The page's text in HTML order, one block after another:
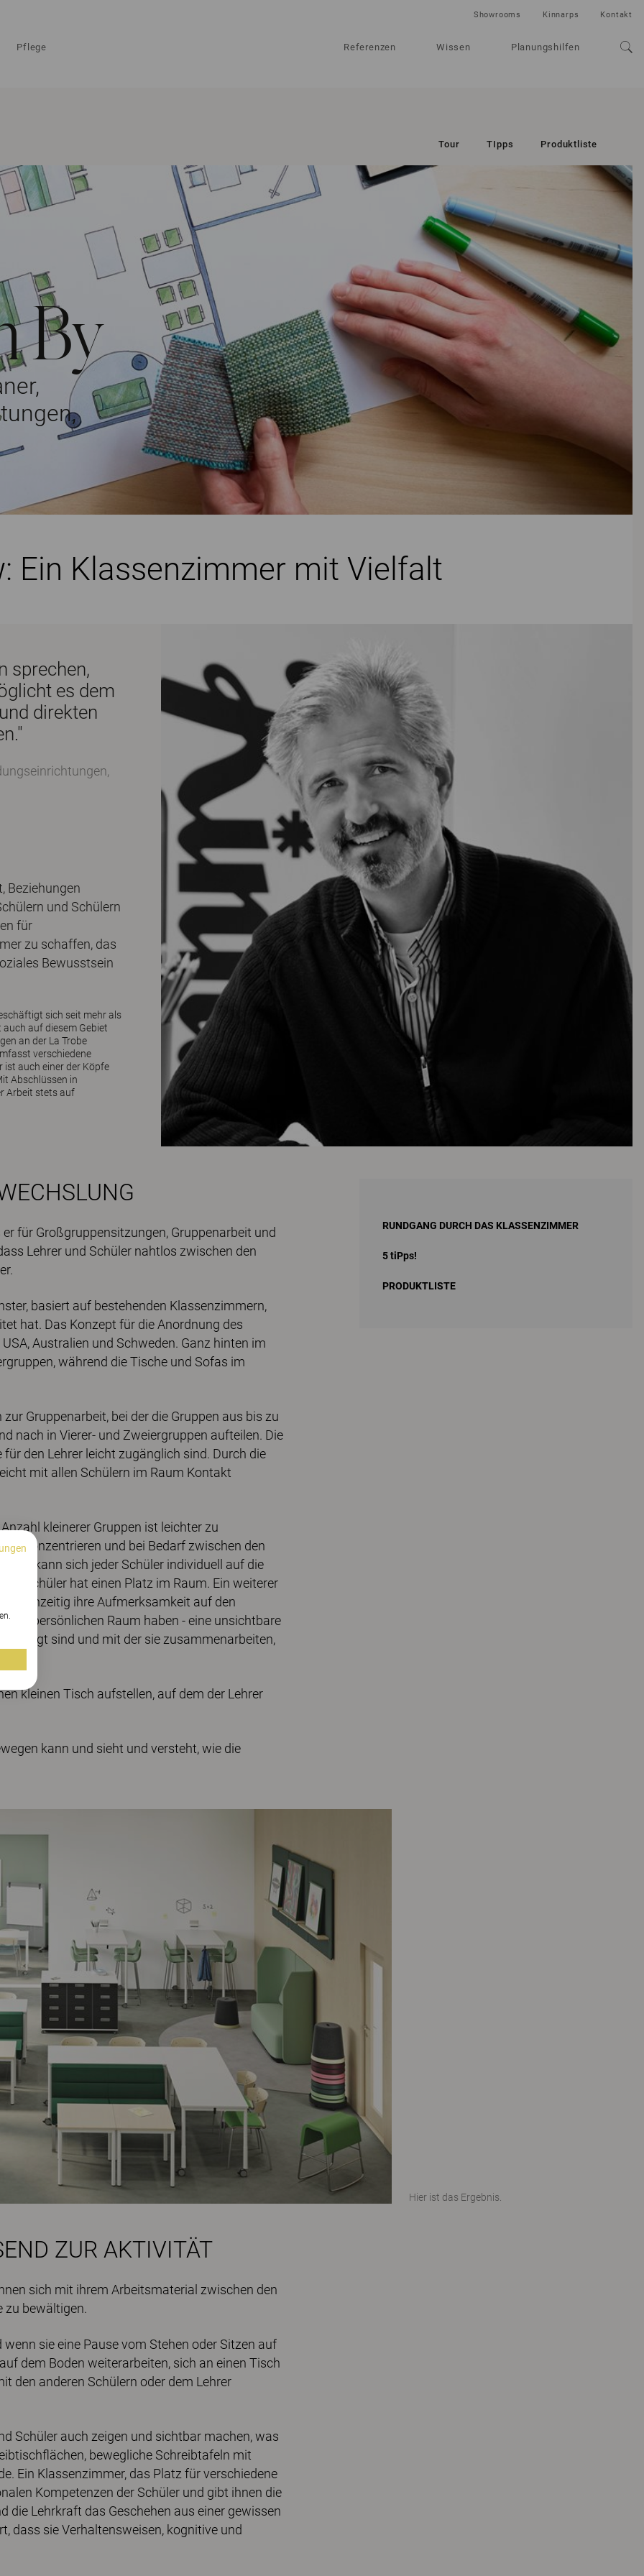
Pflege Referenzen Wissen Planungshilfen
Showrooms Kinnarps Kontakt
Tour TIpps Produktliste
By
Ein Klassenzimmer mit Vielfalt
sprechen,
es dem
direkten
Beziehungen
und Schülern
für
zu schaffen, das
Bewusstsein
sich seit mehr als
auf diesem Gebiet
an der La Trobe
verschiedene
ist auch einer der Köpfe
Abschlüssen in
Arbeit stets auf
für Großgruppensitzungen, Gruppenarbeit und
Lehrer und Schüler nahtlos zwischen den
basiert auf bestehenden Klassenzimmern,
hat. Das Konzept für die Anordnung des
Australien und Schweden. Ganz hinten im
während die Tische und Sofas im
Gruppenarbeit, bei der die Gruppen aus bis zu
nach in Vierer- und Zweiergruppen aufteilen. Die
den Lehrer leicht zugänglich sind. Durch die
mit allen Schülern im Raum Kontakt
kleinerer Gruppen ist leichter zu
konzentrieren und bei Bedarf zwischen den
kann sich jeder Schüler individuell auf die
Schüler hat einen Platz im Raum. Ein weiterer
gleichzeitig ihre Aufmerksamkeit auf den
persönlichen Raum haben - eine unsichtbare
beteiligt sind und mit der sie zusammenarbeiten,
kleinen Tisch aufstellen, auf dem der Lehrer
kann und sieht und versteht, wie die
RUNDGANG DURCH DAS KLASSENZIMMER
5 tiPps!
PRODUKTLISTE
Hier ist das Ergebnis.
ZUR AKTIVITÄT
sich mit ihrem Arbeitsmaterial zwischen den
zu bewältigen.
sie eine Pause vom Stehen oder Sitzen auf
dem Boden weiterarbeiten, sich an einen Tisch
den anderen Schülern oder dem Lehrer
Schüler auch zeigen und sichtbar machen, was
bewegliche Schreibtafeln mit
Ein Klassenzimmer, das Platz für verschiedene
Kompetenzen der Schüler und gibt ihnen die
Lehrkraft das Geschehen aus einer gewissen
dass sie Verhaltensweisen, kognitive und